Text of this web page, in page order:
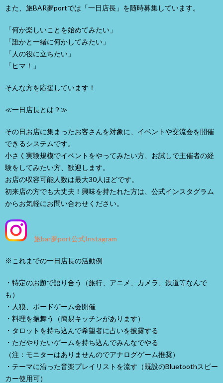
また、旅BAR夢portでは「一日店長」を随時募集しています。
「何か楽しいことを始めてみたい」
「誰かと一緒に何かしてみたい」
「人の役に立ちたい」
「ヒマ！」
そんな方を応援しています！
≪一日店長とは？≫
その日お店に集まったお客さんを対象に、イベントや交流会を開催
できるシステムです。
小さく実験規模でイベントをやってみたい方、お試しで主催者の経
験をしてみたい方、歓迎します。
お店の収容可能人数は最大30人ほどです。
初来店の方でも大丈夫！興味を持たれた方は、公式インスタグラム
からお気軽にお問い合わせください。
旅bar夢port公式Instagram
※これまでの一日店長の活動例
・特定のお題で語り合う（旅行、アニメ、カメラ、鉄道等なんで
も）
・人狼、ボードゲーム会開催
・料理を振舞う（簡易キッチンがあります）
・タロットを持ち込んで希望者に占いを披露する
・ただやりたいゲームを持ち込んでみんなでやる
（注：モニターはありませんのでアナログゲーム推奨）
・テーマに沿った音楽プレイリストを流す（既設のBluetoothスピー
カー使用可）